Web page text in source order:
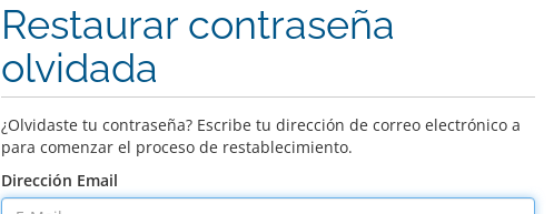
Restaurar contraseña
olvidada
¿Olvidaste tu contraseña? Escribe tu dirección de correo electrónico a
para comenzar el proceso de restablecimiento.
Dirección Email